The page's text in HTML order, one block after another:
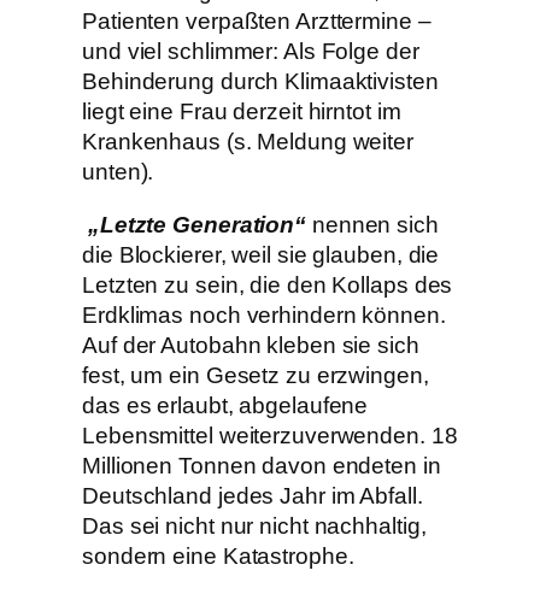
Patienten verpaßten Arzttermine –
und viel schlimmer: Als Folge der
Behinderung durch Klimaaktivisten
liegt eine Frau derzeit hirntot im
Krankenhaus (s. Meldung weiter
unten).
„Letzte Generation“ nennen sich
die Blockierer, weil sie glauben, die
Letzten zu sein, die den Kollaps des
Erdklimas noch verhindern können.
Auf der Autobahn kleben sie sich
fest, um ein Gesetz zu erzwingen,
das es erlaubt, abgelaufene
Lebensmittel weiterzuverwenden. 18
Millionen Tonnen davon endeten in
Deutschland jedes Jahr im Abfall.
Das sei nicht nur nicht nachhaltig,
sondern eine Katastrophe.